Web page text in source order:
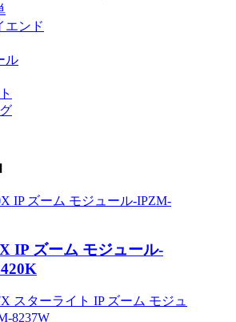
エンド
ル
IP ズーム モジュール-